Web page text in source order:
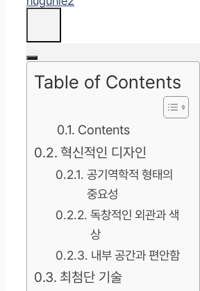
Table of Contents
Contents
혁신적인 디자인
공기역학적 형태의
중요성
독창적인 외관과 색
상
내부 공간과 편안함
최첨단 기술